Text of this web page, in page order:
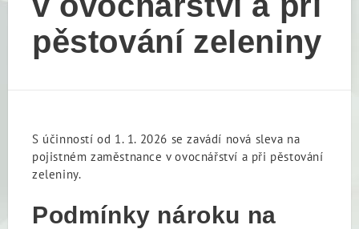
pěstování zeleniny
S účinností od 1. 1. 2026 se zavádí nová sleva na
pojistném zaměstnance v ovocnářství a při pěstování
zeleniny.
Podmínky nároku na